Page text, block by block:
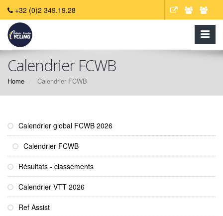
+32 (0)2 349.19.28
Calendrier FCWB
Home Calendrier FCWB
Calendrier global FCWB 2026
Calendrier FCWB
Résultats - classements
Calendrier VTT 2026
Ref Assist